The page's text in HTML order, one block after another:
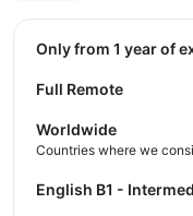
Only from 1 year of
Full Remote
Worldwide
Countries where we
English B1 -